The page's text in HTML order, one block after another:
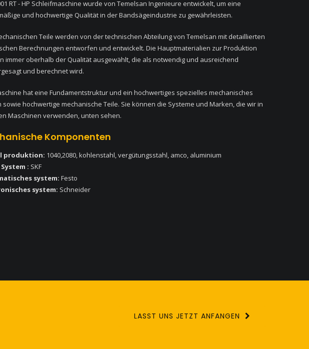
RT - HP Schleifmaschine wurde von Temelsan Ingenieure entwickelt, um eine
und hochwertige Qualität in der Bandsägeindustrie zu gewährleisten.
Teile werden von der technischen Abteilung von Temelsan mit detaillierten
Berechnungen entworfen und entwickelt. Die Hauptmaterialien zur Produktion
immer oberhalb der Qualität ausgewählt, die als notwendig und ausreichend
und berechnet wird.
hat eine Fundamentstruktur und ein hochwertiges spezielles mechanisches
sowie hochwertige mechanische Teile. Sie können die Systeme und Marken, die wir in
Maschinen verwenden, unten sehen.
Komponenten
produktion: 1040,2080, kohlenstahl, vergütungsstahl, amco, aluminium
: SKF
system: Festo
system: Schneider
LASST UNS JETZT ANFANGEN